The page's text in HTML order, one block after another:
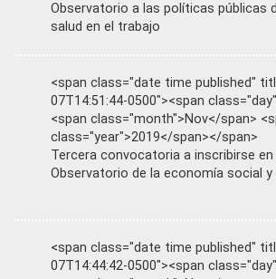
Observatorio a las políticas públicas
salud en el trabajo
<span class="date time published"
07T14:51:44-0500"><span
<span class="month">Nov</span>
class="year">2019</span></span>
Tercera convocatoria a inscribirse en
Observatorio de la economía social y
<span class="date time published"
07T14:44:42-0500"><span